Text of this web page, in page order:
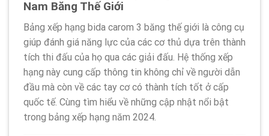
Nam Băng Thế Giới
Bảng xếp hạng bida carom 3 băng thế giới là công cụ
giúp đánh giá năng lực của các cơ thủ dựa trên thành
tích thi đấu của họ qua các giải đấu. Hệ thống xếp
hạng này cung cấp thông tin không chỉ về người dẫn
đầu mà còn về các tay cơ có thành tích tốt ở cấp
quốc tế. Cùng tìm hiểu về những cập nhật nổi bật
trong bảng xếp hạng năm 2024.